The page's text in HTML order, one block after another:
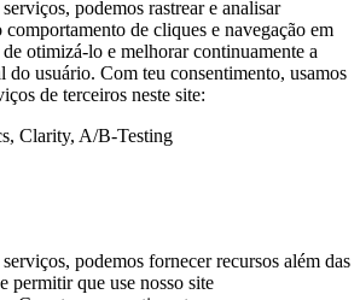
podemos rastrear e analisar
comportamento de cliques e navegação em
otimizá-lo e melhorar continuamente a
do usuário. Com teu consentimento, usamos
de terceiros neste site:
Clarity, A/B-Testing
podemos fornecer recursos além das
permitir que use nosso site